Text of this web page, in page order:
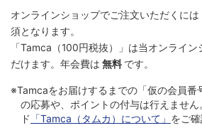
オンラインショップでご注⽂いただくに
須となります。
「Tamca （100円税抜）
」は当オンライ
だけます。 年会費は 無料 です。
※Tamcaをお届けするまでの「仮の会員番
の応募や、ポイントの付与は⾏えませ
ド 「Tamca（タムカ）について」 をご確